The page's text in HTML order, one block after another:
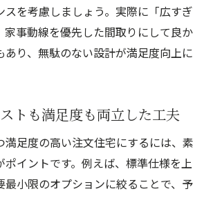
スを考慮しましょう。実際に「広すぎ
家事動線を優先した間取りにして良か
あり、無駄のない設計が満足度向上に
トも満足度も両立した工夫
満足度の高い注文住宅にするには、素
ポイントです。例えば、標準仕様を上
最小限のオプションに絞ることで、予